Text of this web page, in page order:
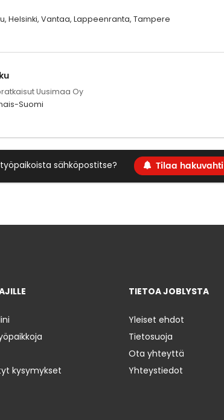
Helsinki, Vantaa, Lappeenranta, Tampere
Uusimaa Oy
Suomi
sähköpostitse? Tilaa hakuvahti
kysymykset
TIETOA JOBLYSTA
Yleiset ehdot
Tietosuoja
Ota yhteyttä
Yhteystiedot